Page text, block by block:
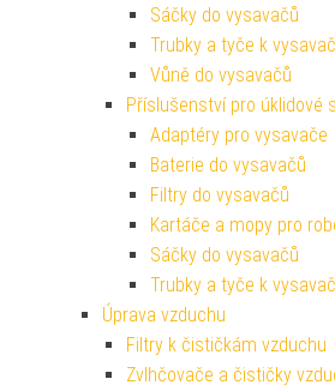
Sáčky do vysavačů
Trubky a tyče k
Vůně do vysavačů
Příslušenství pro úklidové
Adaptéry pro vysavače
Baterie do vysavačů
Filtry do vysavačů
Kartáče a mopy pro
Sáčky do vysavačů
Trubky a tyče k
Úprava vzduchu
Filtry k čističkám vzduchu
Zvlhčovače a čističky